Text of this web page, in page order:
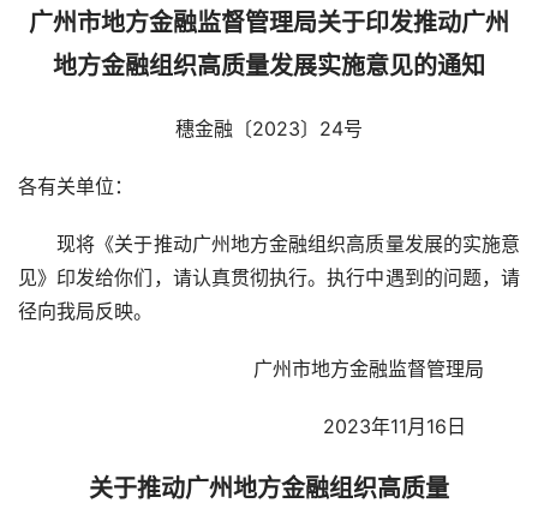
广州市地方金融监督管理局关于印发推动广州
地方金融组织高质量发展实施意见的通知
穗金融〔2023〕24号
各有关单位：
现将《关于推动广州地方金融组织高质量发展的实施意
见》印发给你们，请认真贯彻执行。执行中遇到的问题，请
径向我局反映。
广州市地方金融监督管理局
2023年11月16日
关于推动广州地方金融组织高质量